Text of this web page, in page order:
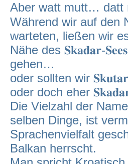
Aber watt mutt… datt
Während wir auf den
warteten, ließen wir
Nähe des 𝐒𝐤𝐚𝐝𝐚𝐫-
gehen…
oder sollten wir
oder doch eher
Die Vielzahl der
selben Dinge, ist
Sprachenvielfalt
Balkan herrscht.